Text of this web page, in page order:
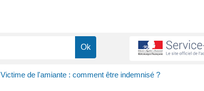
Victime de l'amiante : comment être indemnisé ?